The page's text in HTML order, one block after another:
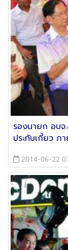
รองนายก อบ
ประทับเกี้ยว ภ
2014-06-22